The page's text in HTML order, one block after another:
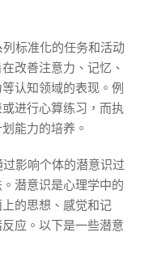
标准化的任务和活动
改善注意力、记忆、
认知领域的表现。例
进行心算练习，而执
能力的培养。
影响个体的潜意识过
潜意识是心理学中的
的思想、感觉和记
应。以下是一些潜意